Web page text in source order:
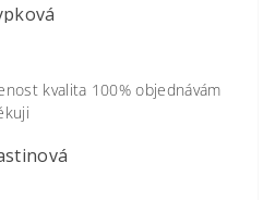
kvalita 100% objednávám